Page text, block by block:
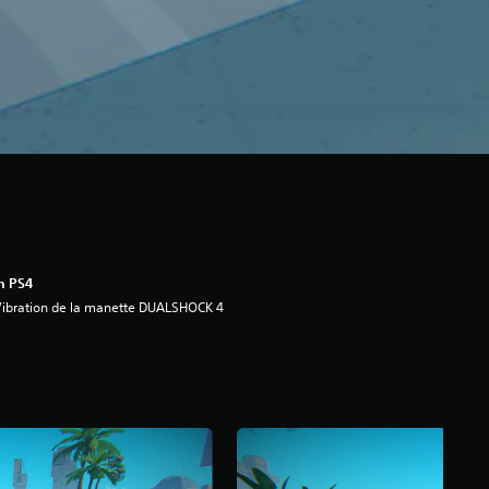
PS4
de la manette DUALSHOCK 4